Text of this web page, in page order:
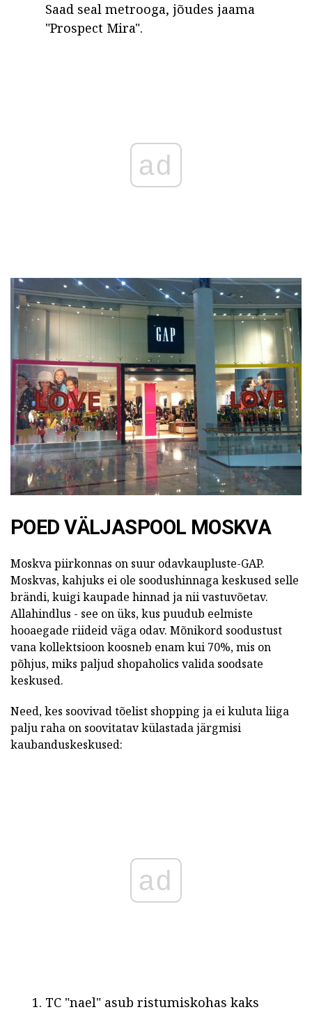
Saad seal metrooga, jõudes jaama
"Prospect Mira".
ad
POED VÄLJASPOOL MOSKVA
Moskva piirkonnas on suur odavkaupluste-GAP.
Moskvas, kahjuks ei ole soodushinnaga keskused selle
brändi, kuigi kaupade hinnad ja nii vastuvõetav.
Allahindlus - see on üks, kus puudub eelmiste
hooaegade riideid väga odav. Mõnikord soodustust
vana kollektsioon koosneb enam kui 70%, mis on
põhjus, miks paljud shopaholics valida soodsate
keskused.
Need, kes soovivad tõelist shopping ja ei kuluta liiga
palju raha on soovitatav külastada järgmisi
kaubanduskeskused:
ad
TC "nael" asub ristumiskohas kaks